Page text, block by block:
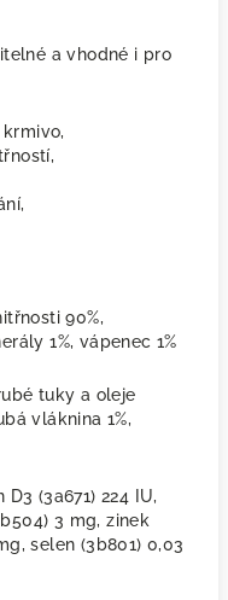
a vhodné i pro
90%,
1%, vápenec 1%
tuky a oleje
vláknina 1%,
D3 (3a671) 224 IU,
3 mg, zinek
selen (3b801) 0,03